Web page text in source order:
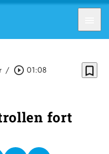
/ play_circle_outline 01:08 bookmark_border
fort